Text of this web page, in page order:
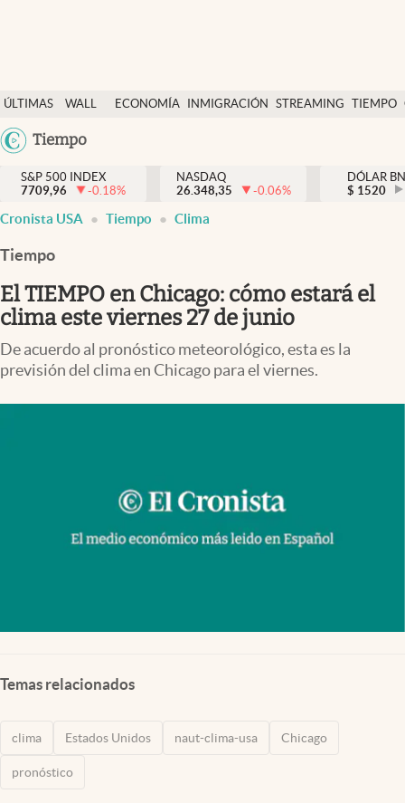
ÚLTIMAS
NOTICIAS
WALL
Y
DÓLAR
ECONOMÍA INMIGRACIÓN STREAMING TIEMPO
México
Tiempo
Finanzas y economía
Wall Street y dólar
Inmigración
Espiritual
Streaming
PC y mobile
S&P 500 INDEX
7709,96
-0.18%
NASDAQ
26.348,35
-0.06%
DÓLAR
$ 1520
Cronista USA Tiempo Clima
Tiempo
El TIEMPO en Chicago: cómo estará el
clima este viernes 27 de junio
De acuerdo al pronóstico meteorológico, esta es la
previsión del clima en Chicago para el viernes.
Temas relacionados
clima Estados Unidos naut-clima-usa Chicago
pronóstico